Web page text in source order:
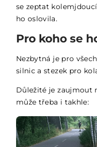
se zeptat
ho oslovila.
Pro koho se
Nezbytná je pro
silnic a stezek pro
Důležité je zaujmout
může třeba i takhle: